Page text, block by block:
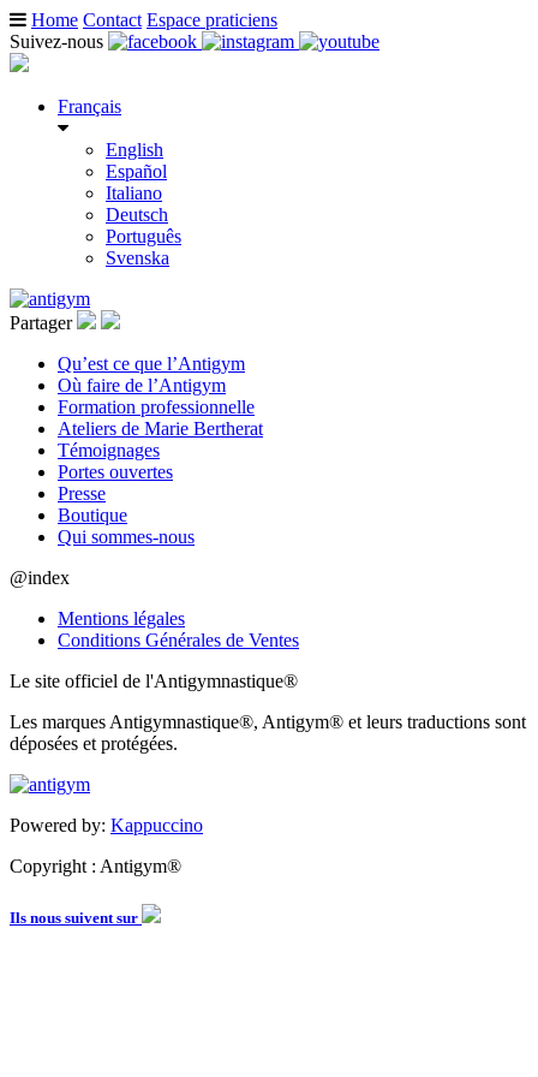
Home Contact Espace praticiens
Suivez-nous
Français
English
Español
Italiano
Deutsch
Português
Svenska
Partager
Qu’est ce que l’Antigym
Où faire de l’Antigym
Formation professionnelle
Ateliers de Marie Bertherat
Témoignages
Portes ouvertes
Presse
Boutique
Qui sommes-nous
@index
Mentions légales
Conditions Générales de Ventes
Le site officiel de l'Antigymnastique®
Les marques Antigymnastique®, Antigym® et leurs traductions sont
déposées et protégées.
Powered by: Kappuccino
Copyright : Antigym®
Ils nous suivent sur